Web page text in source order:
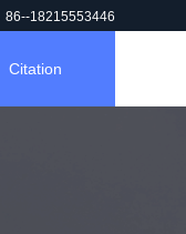
86--18215553446
Citation